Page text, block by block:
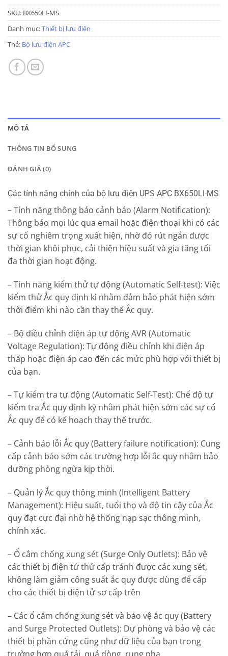
SKU: BX650LI-MS
Danh mục:Thiết bị lưu điện
Thẻ: Bộ lưu điện APC
MÔ TẢ
THÔNG TIN BỔ SUNG
ĐÁNH GIÁ (0)
Các tính năng chính của bộ lưu điện UPS APC BX650LI-MS
– Tính năng thông báo cảnh báo (Alarm Notification):
Thông báo mọi lúc qua email hoặc điện thoại khi có các
sự cố nghiêm trọng xuất hiện, nhờ đó rút ngắn được
thời gian khôi phục, cải thiện hiệu suất và gia tăng tối
đa thời gian hoạt động.
– Tính năng kiểm thử tự động (Automatic Self-test): Việc
kiểm thử Ắc quy định kì nhằm đảm bảo phát hiện sớm
thời điểm khi nào cần thay thế Ắc quy.
– Bộ điều chỉnh điện áp tự động AVR (Automatic
Voltage Regulation): Tự động điều chỉnh khi điện áp
thấp hoặc điện áp cao đến các mức phù hợp với thiết bị
của bạn.
– Tự kiểm tra tự động (Automatic Self-Test): Chế độ tự
kiểm tra Ắc quy định kỳ nhằm phát hiện sớm các sự cố
Ắc quy để có kế hoạch thay thế trước.
– Cảnh báo lỗi Ắc quy (Battery failure notification): Cung
cấp cảnh báo sớm các trường hợp lỗi ắc quy nhằm bảo
dưỡng phòng ngừa kịp thời.
– Quản lý Ắc quy thông minh (Intelligent Battery
Management): Hiệu suất, tuổi thọ và độ tin cậy của Ắc
quy đạt cực đại nhờ hệ thống nạp sạc thông minh,
chính xác.
– Ổ cắm chống xung sét (Surge Only Outlets): Bảo vệ
các thiết bị điện tử thứ cấp tránh được các xung sét,
không làm giảm công suất ắc quy được dùng để cấp
cho các thiết bị điện tử sơ cấp trên
– Các ổ cắm chống xung sét và bảo vệ ắc quy (Battery
and Surge Protected Outlets): Dự phòng và bảo vệ các
thiết bị phần cứng cũng như dữ liệu của bạn trong